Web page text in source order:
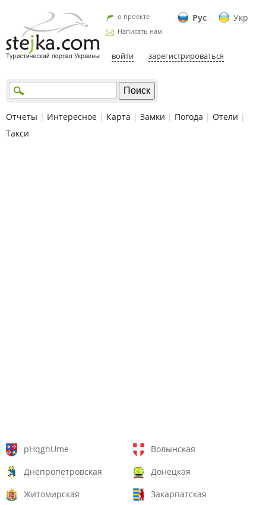
Рус Укр
о проекте
Написать нам
войти зарегистрироваться
Отчеты | Интересное | Карта | Замки | Погода | Отели |
Такси
pHqghUme
Волынская
Днепропетровская
Донецкая
Житомирская
Закарпатская